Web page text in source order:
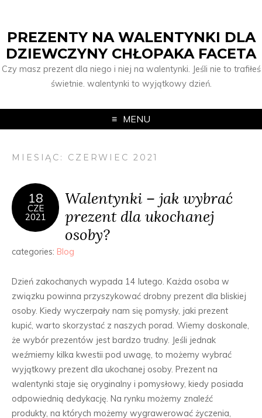
PREZENTY NA WALENTYNKI DLA
DZIEWCZYNY CHŁOPAKA FACETA
Czy masz prezent dla niego i niej na walentynki. Jeśli nie to trafiłeś
świetnie. walentynki to wyjątkowy dzień.
MENU
MIESIĄC: CZERWIEC 2021
18
CZE
2021
Walentynki – jak wybrać
prezent dla ukochanej
osoby?
categories: Blog
Dzień zakochanych wypada 14 lutego. Każda osoba w
związku powinna przyszykować drobny prezent dla bliskiej
osoby. Kiedy wyczerpały nam się pomysły, jaki prezent
kupić, warto skorzystać z naszych porad. Wiemy doskonale,
że wybór prezentów jest bardzo trudny. Jeśli jednak
weźmiemy kilka kwestii pod uwagę, to możemy wybrać
wyjątkowy prezent dla ukochanej osoby. Prezent na
walentynki staje się oryginalny i pomysłowy, kiedy posiada
odpowiednią dedykację. Na rynku możemy znaleźć
produkty, na których możemy wygrawerować życzenia,